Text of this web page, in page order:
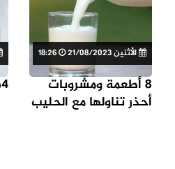
الأثنين 21/08/2023
8 أطعمة ومشروبات
أحذر تناولها مع الحليب
4فوائد لنخاع العظم